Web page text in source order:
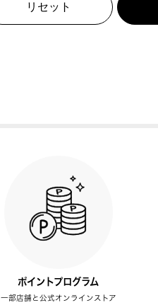
リセット
ポイントプログラム
一部店舗と公式オンラインストア